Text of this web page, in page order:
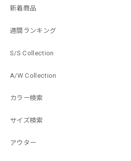
新着商品
週間ランキング
S/S Collection
A/W Collection
カラー検索
サイズ検索
アウター